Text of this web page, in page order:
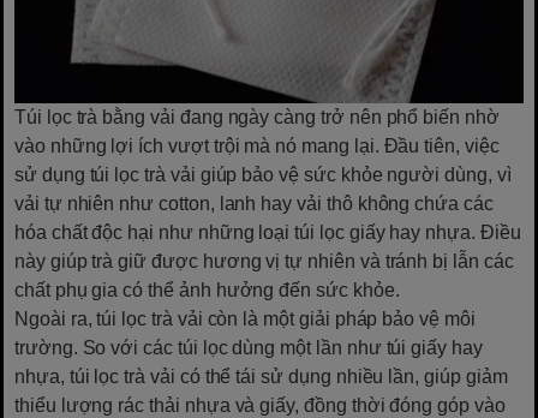
Túi lọc trà bằng vải đang ngày càng trở nên phổ biến nhờ
vào những lợi ích vượt trội mà nó mang lại. Đầu tiên, việc
sử dụng túi lọc trà vải giúp bảo vệ sức khỏe người dùng, vì
vải tự nhiên như cotton, lanh hay vải thô không chứa các
hóa chất độc hại như những loại túi lọc giấy hay nhựa. Điều
này giúp trà giữ được hương vị tự nhiên và tránh bị lẫn các
chất phụ gia có thể ảnh hưởng đến sức khỏe.
Ngoài ra, túi lọc trà vải còn là một giải pháp bảo vệ môi
trường. So với các túi lọc dùng một lần như túi giấy hay
nhựa, túi lọc trà vải có thể tái sử dụng nhiều lần, giúp giảm
thiểu lượng rác thải nhựa và giấy, đồng thời đóng góp vào